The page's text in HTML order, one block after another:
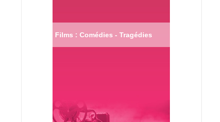
Films : Comédies - Tragédies